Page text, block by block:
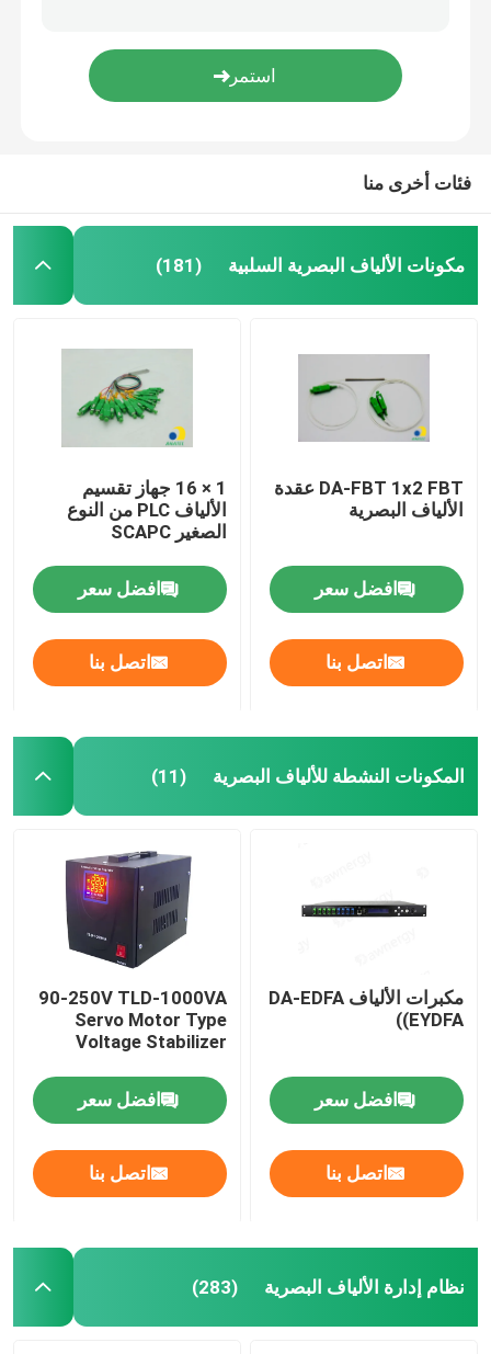
منتجات
فئات أخرى منا
مكونات الألياف البصرية السلبية (181)
DA-FBT 1x2 FBT عقدة
الألياف البصرية
افضل سعر
اتصل بنا
1 × 16 جهاز تقسيم
الألياف PLC من النوع
الصغير SCAPC
افضل سعر
اتصل بنا
المكونات النشطة للألياف البصرية (11)
مكبرات الألياف DA-EDFA
(EYDFA)
افضل سعر
اتصل بنا
90-250V TLD-1000VA
Servo Motor Type
Voltage Stabilizer
افضل سعر
اتصل بنا
نظام إدارة الألياف البصرية (283)